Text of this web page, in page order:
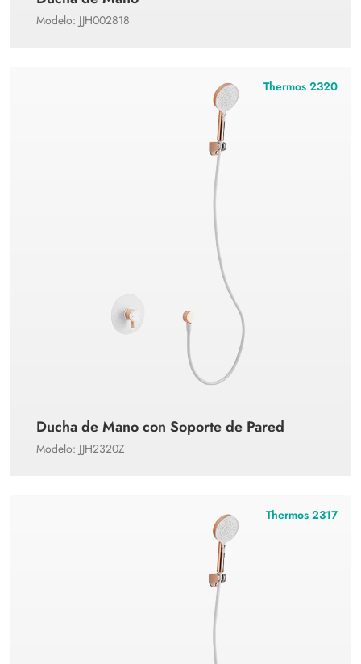
Modelo: JJH002818
Thermos 2320
Ducha de Mano con Soporte de Pared
Modelo: JJH2320Z
Thermos 2317